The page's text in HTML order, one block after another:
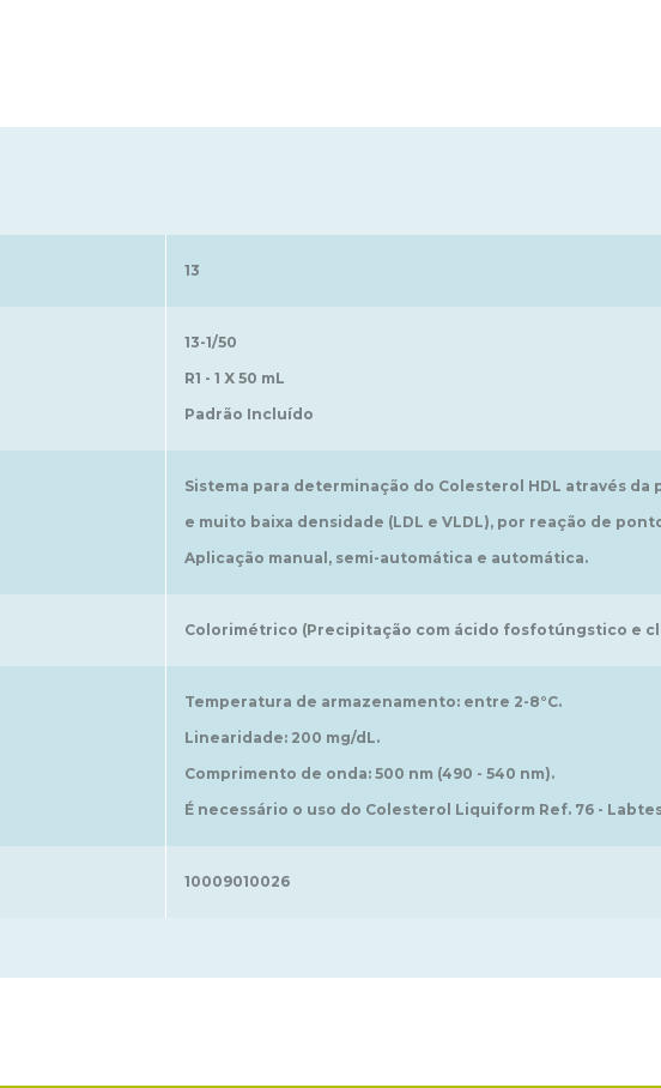
13
13-1/50
R1 - 1 X 50 mL
Padrão Incluído
Sistema para determinação do Colesterol HDL através
e muito baixa densidade (LDL e VLDL), por reação de
Aplicação manual, semi-automática e automática.
Colorimétrico (Precipitação com ácido fosfotúngstico e
Temperatura de armazenamento: entre 2-8°C.
Linearidade: 200 mg/dL.
Comprimento de onda: 500 nm (490 - 540 nm).
É necessário o uso do Colesterol Liquiform Ref. 76 -
10009010026